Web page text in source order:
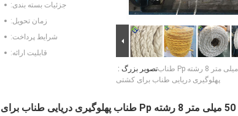
تصویر بزرگ :تجهیزات کشتی 50 میلی متر 8 رشته Pp طناب
پهلوگیری دریایی طناب برای کشتی
جزئیات بسته بندی:
زمان تحویل:
شرایط پرداخت:
قابلیت ارائه: